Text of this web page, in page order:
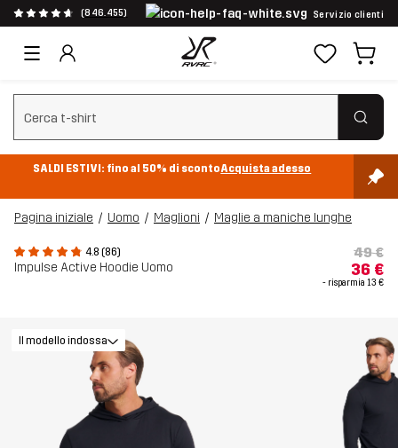
(846.455) Servizio clienti
Cancella ricerca
SALDI ESTIVI: fino al 50% di scontoAcquista adesso
Pagina iniziale Uomo Maglioni Maglie a maniche lunghe
4.8 (86)
Impulse Active Hoodie Uomo
49 €
36 €
- risparmia 13 €
Il modello indossa